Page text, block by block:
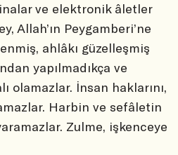
ve elektronik âletler
Allah’ın Peygamberi’ne
ahlâkı güzelleşmiş
yapılmadıkça ve
olamazlar. İnsan haklarını,
Harbin ve sefâletin
Zulme, işkenceye